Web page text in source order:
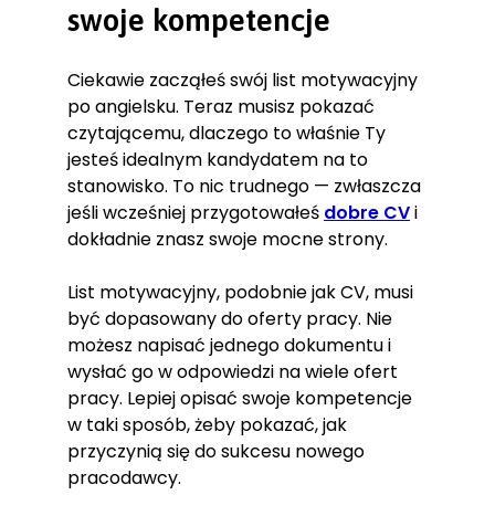
swoje kompetencje
Ciekawie zacząłeś swój list motywacyjny
po angielsku. Teraz musisz pokazać
czytającemu, dlaczego to właśnie Ty
jesteś idealnym kandydatem na to
stanowisko. To nic trudnego — zwłaszcza
jeśli wcześniej przygotowałeś dobre CVi
dokładnie znasz swoje mocne strony.
List motywacyjny, podobnie jak CV, musi
być dopasowany do oferty pracy. Nie
możesz napisać jednego dokumentu i
wysłać go w odpowiedzi na wiele ofert
pracy. Lepiej opisać swoje kompetencje
w taki sposób, żeby pokazać, jak
przyczynią się do sukcesu nowego
pracodawcy.